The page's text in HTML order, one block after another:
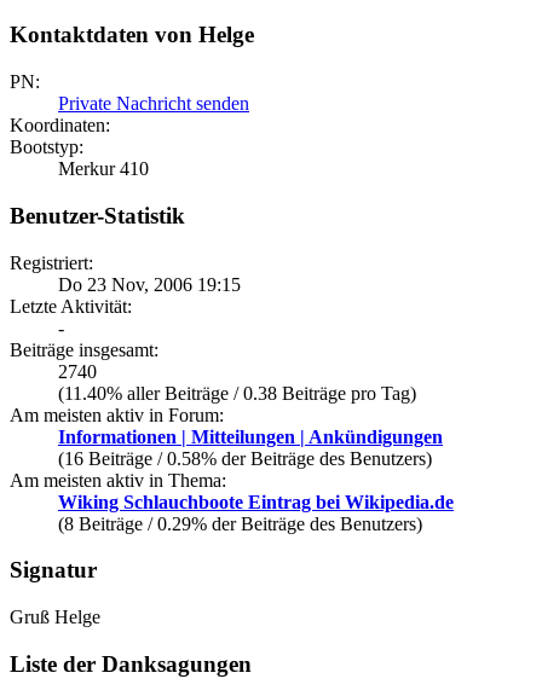
Kontaktdaten von Helge
PN:
Private Nachricht senden
Koordinaten:
Bootstyp:
Merkur 410
Benutzer-Statistik
Registriert:
Do 23 Nov, 2006 19:15
Letzte Aktivität:
-
Beiträge insgesamt:
2740
(11.40% aller Beiträge / 0.38 Beiträge pro Tag)
Am meisten aktiv in Forum:
Informationen | Mitteilungen | Ankündigungen
(16 Beiträge / 0.58% der Beiträge des Benutzers)
Am meisten aktiv in Thema:
Wiking Schlauchboote Eintrag bei Wikipedia.de
(8 Beiträge / 0.29% der Beiträge des Benutzers)
Signatur
Gruß Helge
Liste der Danksagungen